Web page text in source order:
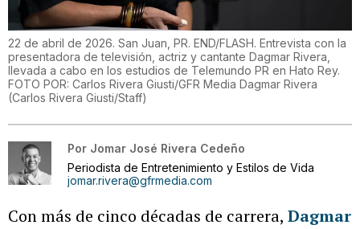
22 de abril de 2026. San Juan, PR. END/FLASH. Entrevista con la
presentadora de televisión, actriz y cantante Dagmar Rivera,
llevada a cabo en los estudios de Telemundo PR en Hato Rey.
FOTO POR: Carlos Rivera Giusti/GFR Media Dagmar Rivera
(Carlos Rivera Giusti/Staff)
Por Jomar José Rivera Cedeño
Periodista de Entretenimiento y Estilos de Vida
jomar.rivera@gfrmedia.com
Con más de cinco décadas de carrera, Dagmar